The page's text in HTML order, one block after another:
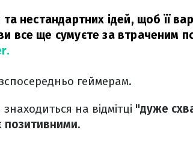
нестандартних ідей, щоб її
все ще сумуєте за втраченим
геймерам.
на відмітці "дуже
позитивними.